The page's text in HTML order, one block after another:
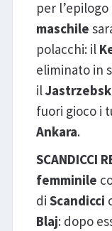
per
maschile
polacchi: il
eliminato in
il
fuori gioco i
Ankara.
SCANDICCI
femminile
di Scandicci
Blaj: dopo